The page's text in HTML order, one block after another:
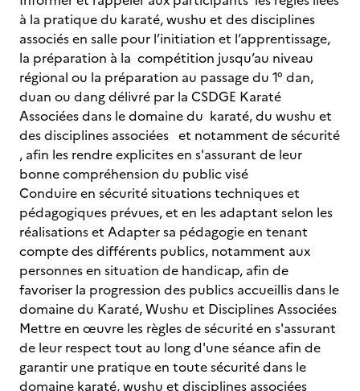
à la pratique du karaté, wushu et des disciplines
associés en salle pour l’initiation et l’apprentissage,
la préparation à la compétition jusqu’au niveau
régional ou la préparation au passage du 1° dan,
duan ou dang délivré par la CSDGE Karaté
Associées dans le domaine du karaté, du wushu et
des disciplines associées et notamment de sécurité
, afin les rendre explicites en s'assurant de leur
bonne compréhension du public visé
Conduire en sécurité situations techniques et
pédagogiques prévues, et en les adaptant selon les
réalisations et Adapter sa pédagogie en tenant
compte des différents publics, notamment aux
personnes en situation de handicap, afin de
favoriser la progression des publics accueillis dans le
domaine du Karaté, Wushu et Disciplines Associées
Mettre en œuvre les règles de sécurité en s'assurant
de leur respect tout au long d'une séance afin de
garantir une pratique en toute sécurité dans le
domaine karaté, wushu et disciplines associées